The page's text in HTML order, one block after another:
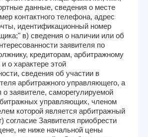
данные, сведения о месте
контактного телефона, адрес
идентификационный номер
в) сведения о наличии или об
заявителя по
кредиторам, арбитражному
о характере этой
сведения об участии в
арбитражного управляющего, а
о заявителе, саморегулируемой
управляющих, членом
которой является арбитражный
согласие Заявителя приобрести
не ниже начальной цены